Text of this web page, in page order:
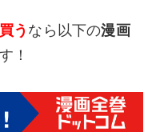
う なら以下の漫画
！